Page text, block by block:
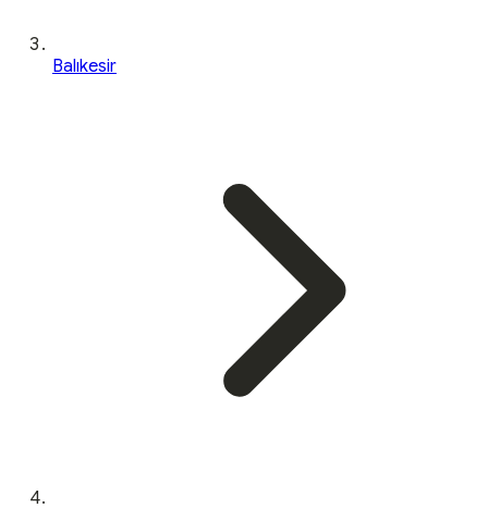
Balıkesir